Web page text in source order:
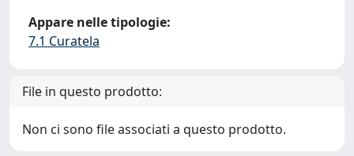
Appare nelle tipologie:
7.1 Curatela
File in questo prodotto:
Non ci sono file associati a questo prodotto.